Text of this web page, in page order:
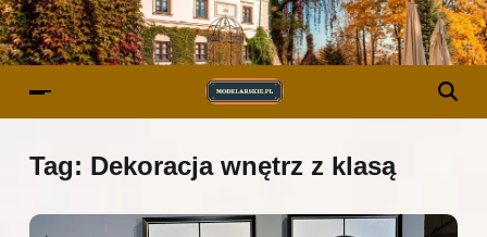
Tag: Dekoracja wnętrz z klasą